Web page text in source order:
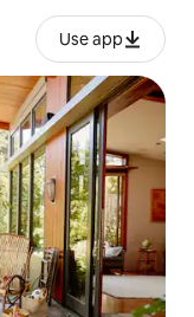
Use app